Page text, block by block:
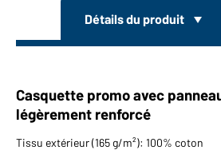
Détails du produit
Casquette promo avec
légèrement renforcé
Tissu extérieur (165 g/m²): 100% coton